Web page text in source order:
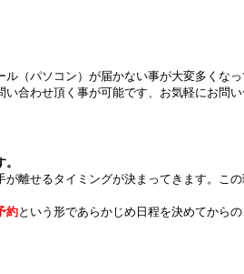
（パソコン）が届かない事が大変多くなっ
い合わせ頂く事が可能です、お気軽にお問い
離せるタイミングが決まってきます。この
約という形であらかじめ日程を決めてから